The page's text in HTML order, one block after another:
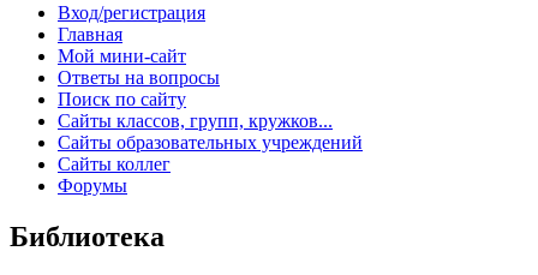
Вход/регистрация
Главная
Мой мини-сайт
Ответы на вопросы
Поиск по сайту
Сайты классов, групп, кружков...
Сайты образовательных учреждений
Сайты коллег
Форумы
Библиотека